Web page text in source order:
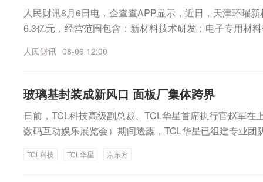
人民财讯8月6日电，企查查APP显示，近日，天津环曜
6.3亿元，经营范围包含：新材料技术研发；电子专用材
造基金合伙企业（有限合伙）等共同持股。
人民财讯 08-06 12:00
玻璃基封装成新风口 面板厂集体跨界
日前，TCL科技高级副总裁、TCL华星首席执行官赵军在
数码互动娱乐展览会）期间透露，TCL华星已组建专业团
封装载板试验线已向国内客户送样，部分客户通过概念
TCL科技 TCL华星 京东方